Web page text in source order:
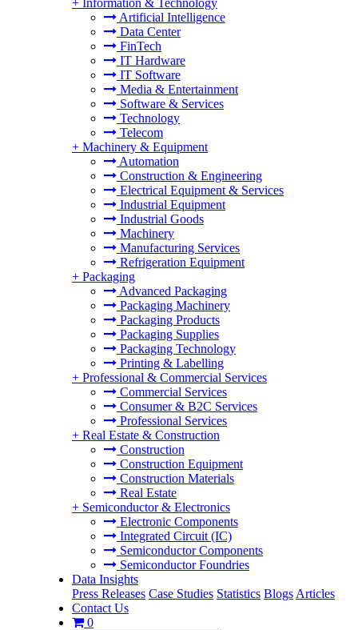
+ Information & Technology
Artificial Intelligence
Data Center
FinTech
IT Hardware
IT Software
Media & Entertainment
Software & Services
Technology
Telecom
+ Machinery & Equipment
Automation
Construction & Engineering
Electrical Equipment & Services
Industrial Equipment
Industrial Goods
Machinery
Manufacturing Services
Refrigeration Equipment
+ Packaging
Advanced Packaging
Packaging Machinery
Packaging Products
Packaging Supplies
Packaging Technology
Printing & Labelling
+ Professional & Commercial Services
Commercial Services
Consumer & B2C Services
Professional Services
+ Real Estate & Construction
Construction
Construction Equipment
Construction Materials
Real Estate
+ Semiconductor & Electronics
Electronic Components
Integrated Circuit (IC)
Semiconductor Components
Semiconductor Foundries
Data Insights
Press Releases Case Studies Statistics Blogs Articles
Contact Us
0